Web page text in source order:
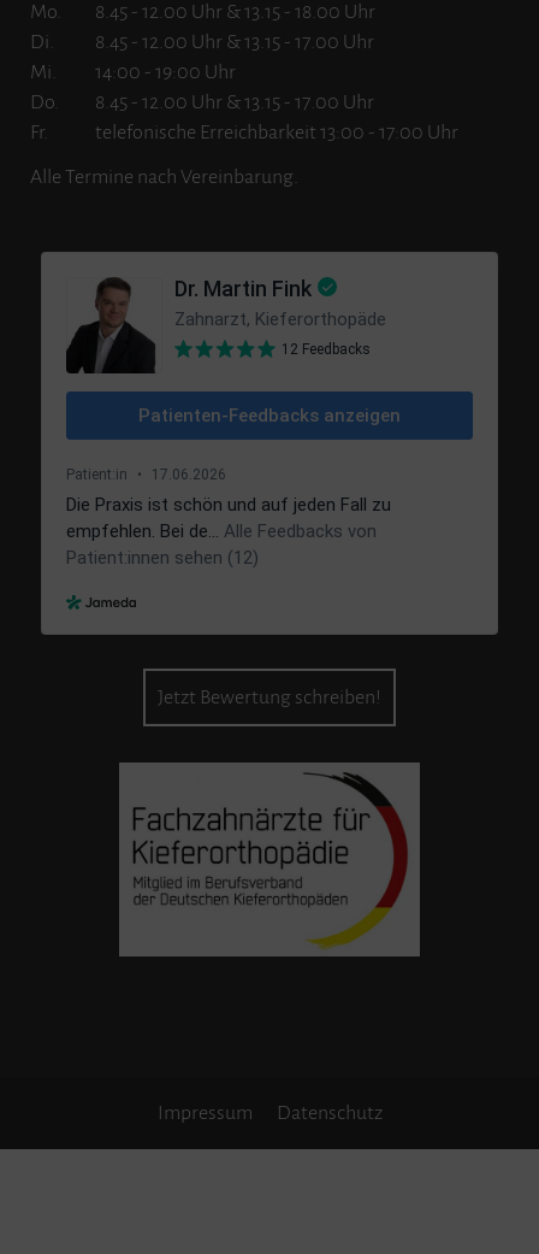
Mo.
8.45 - 12.00 Uhr & 13.15 - 18.00 Uhr
Di.
8.45 - 12.00 Uhr & 13.15 - 17.00 Uhr
Mi.
14:00 - 19:00 Uhr
Do.
8.45 - 12.00 Uhr & 13.15 - 17.00 Uhr
Fr.
telefonische Erreichbarkeit 13:00 - 17:00 Uhr
Alle Termine nach Vereinbarung.
Jetzt Bewertung schreiben!
Impressum Datenschutz